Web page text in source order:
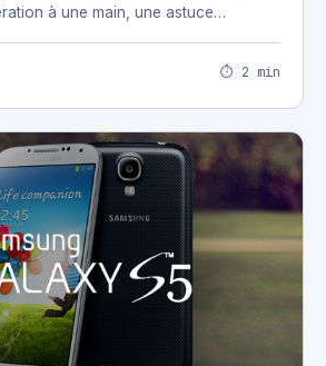
à une main, une astuce…
⏱ 2 min